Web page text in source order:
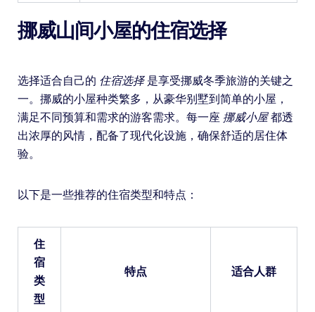
挪威山间小屋的住宿选择
选择适合自己的 住宿选择是享受挪威冬季旅游的关键之
一。挪威的小屋种类繁多，从豪华别墅到简单的小屋，
满足不同预算和需求的游客需求。每一座 挪威小屋都透
出浓厚的风情，配备了现代化设施，确保舒适的居住体
验。
以下是一些推荐的住宿类型和特点：
住
宿
类
型
特点 适合人群